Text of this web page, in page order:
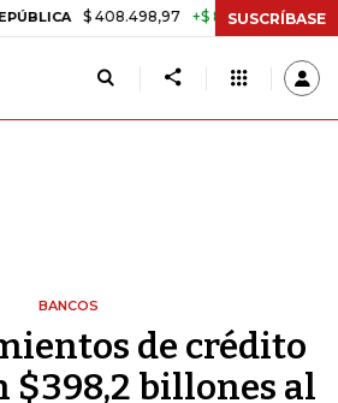
$ 408.498,97 +$ 8.753,81 +2,19%
SUSCRÍBASE
BANCOS
de crédito
$398,2 billones al